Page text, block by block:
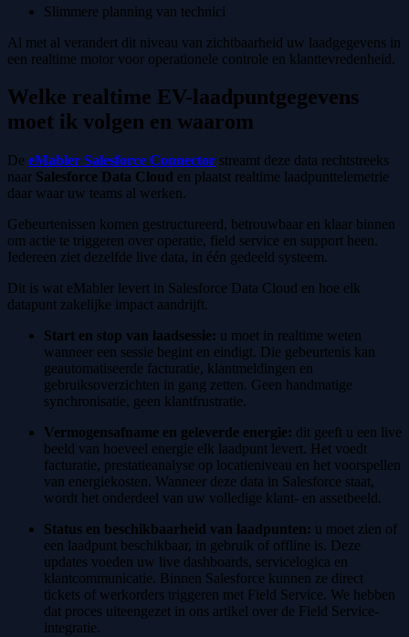
Slimmere planning van technici
Al met al verandert dit niveau van zichtbaarheid uw laadgegevens in
een realtime motor voor operationele controle en klanttevredenheid.
Welke realtime EV-laadpuntgegevens
moet ik volgen en waarom
De eMabler Salesforce Connector streamt deze data rechtstreeks
naar Salesforce Data Cloud en plaatst realtime laadpunttelemetrie
daar waar uw teams al werken.
Gebeurtenissen komen gestructureerd, betrouwbaar en klaar binnen
om actie te triggeren over operatie, field service en support heen.
Iedereen ziet dezelfde live data, in één gedeeld systeem.
Dit is wat eMabler levert in Salesforce Data Cloud en hoe elk
datapunt zakelijke impact aandrijft.
Start en stop van laadsessie: u moet in realtime weten
wanneer een sessie begint en eindigt. Die gebeurtenis kan
geautomatiseerde facturatie, klantmeldingen en
gebruiksoverzichten in gang zetten. Geen handmatige
synchronisatie, geen klantfrustratie.
Vermogensafname en geleverde energie: dit geeft u een live
beeld van hoeveel energie elk laadpunt levert. Het voedt
facturatie, prestatieanalyse op locatieniveau en het voorspellen
van energiekosten. Wanneer deze data in Salesforce staat,
wordt het onderdeel van uw volledige klant- en assetbeeld.
Status en beschikbaarheid van laadpunten: u moet zien of
een laadpunt beschikbaar, in gebruik of offline is. Deze
updates voeden uw live dashboards, servicelogica en
klantcommunicatie. Binnen Salesforce kunnen ze direct
tickets of werkorders triggeren met Field Service. We hebben
dat proces uiteengezet in ons artikel over de Field Service-
integratie.